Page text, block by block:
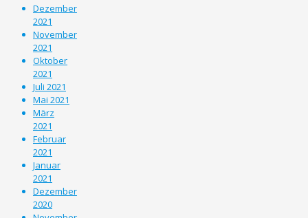
Dezember
2021
November
2021
Oktober
2021
Juli 2021
Mai 2021
März
2021
Februar
2021
Januar
2021
Dezember
2020